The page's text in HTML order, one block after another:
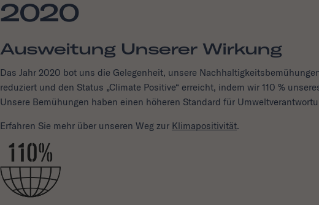
2020
Ausweitung Unserer Wirkung
Das Jahr 2020 bot uns die Gelegenheit, unsere
reduziert und den Status „Climate Positive“ erreicht, indem wir 110 %
Unsere Bemühungen haben einen höheren Standard für
Erfahren Sie mehr über unseren Weg zur Klimapositivität.